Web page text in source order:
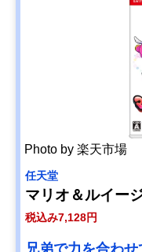
Photo by 楽天市場
任天堂
マリオ＆ルイー
税込み7,128円
兄弟で力を合わ